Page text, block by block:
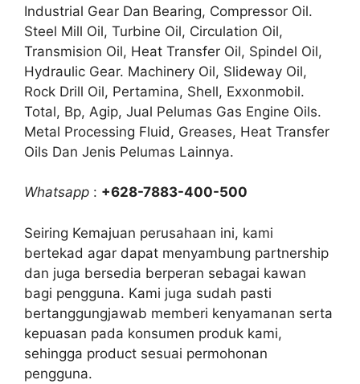
Industrial Gear Dan Bearing, Compressor Oil.
Steel Mill Oil, Turbine Oil, Circulation Oil,
Transmision Oil, Heat Transfer Oil, Spindel Oil,
Hydraulic Gear. Machinery Oil, Slideway Oil,
Rock Drill Oil, Pertamina, Shell, Exxonmobil.
Total, Bp, Agip, Jual Pelumas Gas Engine Oils.
Metal Processing Fluid, Greases, Heat Transfer
Oils Dan Jenis Pelumas Lainnya.
Whatsapp : +628-7883-400-500
Seiring Kemajuan perusahaan ini, kami
bertekad agar dapat menyambung partnership
dan juga bersedia berperan sebagai kawan
bagi pengguna. Kami juga sudah pasti
bertanggungjawab memberi kenyamanan serta
kepuasan pada konsumen produk kami,
sehingga product sesuai permohonan
pengguna.